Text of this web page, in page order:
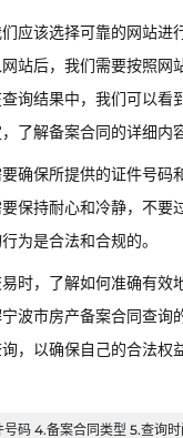
应该选择可靠的网站进
站后，我们需要按照网
询结果中，我们可以看
了解备案合同的详细内
确保所提供的证件号码
保持耐心和冷静，不要
为是合法和合规的。
时，了解如何准确有效
波市房产备案合同查询
，以确保自己的合法权
码 4.备案合同类型 5.查询